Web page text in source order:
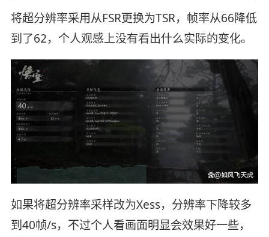
将超分辨率采用从FSR更换为TSR，帧率从66降低
到了62，个人观感上没有看出什么实际的变化。
如果将超分辨率采样改为Xess，分辨率下降较多
到40帧/s，不过个人看画面明显会效果好一些，